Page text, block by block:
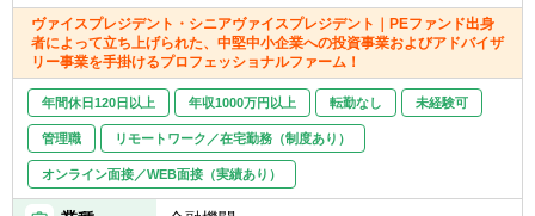
る方のご応募をお待ちしております。
■また、働き方についても在宅勤務環境も整
っており、ご希望に応じて一定柔軟な働き方
が可能です。 。
※ご希望に応じて、投資業務とアドバイザリ
ー業務の両方に従事いただくこともできます
【投資業務】
■投資案件のソーシング、提案資料の作成、
ビジネス・財務分析、バリュエーション、投
資採算分析、DD対応、契約交渉、投資先の経
営支援など、投資業務全般に一気通貫で幅広
ヴァイスプレジデント・シニアヴァイスプレジデント｜PEファンド出身
者によって立ち上げられた、中堅中小企業への投資事業およびアドバイザ
リー事業を手掛けるプロフェッショナルファーム！
年間休日120日以上 年収1000万円以上 転勤なし 未経験可
管理職 リモートワーク／在宅勤務（制度あり）
オンライン面接／WEB面接（実績あり）